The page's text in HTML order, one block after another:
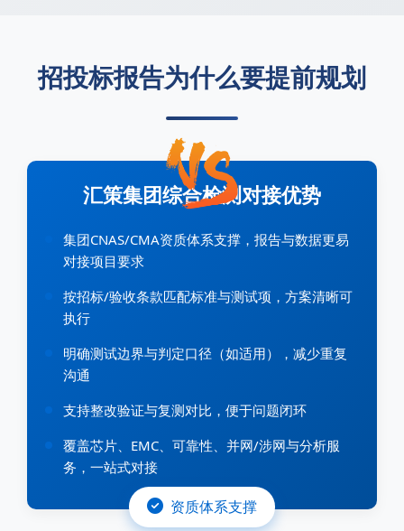
招投标报告为什么要提前规划
汇策集团综合检测对接优势
集团CNAS/CMA资质体系支撑，报告与数据更易
对接项目要求
按招标/验收条款匹配标准与测试项，方案清晰可
执行
明确测试边界与判定口径（如适用），减少重复
沟通
支持整改验证与复测对比，便于问题闭环
覆盖芯片、EMC、可靠性、并网/涉网与分析服
务，一站式对接
资质体系支撑